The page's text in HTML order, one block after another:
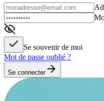
Se souvenir de moi
Mot de passe oublié ?
Se connecter